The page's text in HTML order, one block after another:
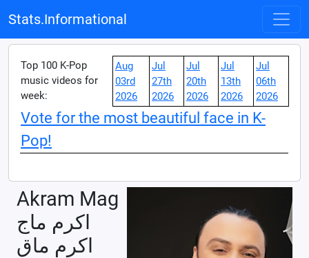
Stats.Informational
Top 100 K-Pop
music videos for
week:
Aug
03rd
2026
Jul
27th
2026
Jul
20th
2026
Jul
13th
2026
Jul
06th
2026
Vote for the most beautiful face in K-
Pop!
Akram Mag
اكرم ماج
اكرم ماق